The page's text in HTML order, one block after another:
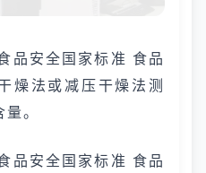
品安全国家标准 食品
燥法或减压干燥法测
。
品安全国家标准 食品